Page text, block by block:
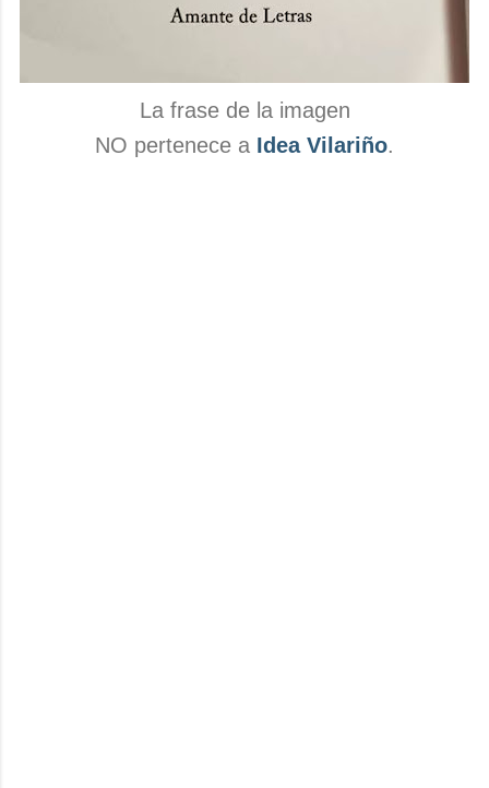
La frase de la imagen
NO pertenece a Idea Vilariño.